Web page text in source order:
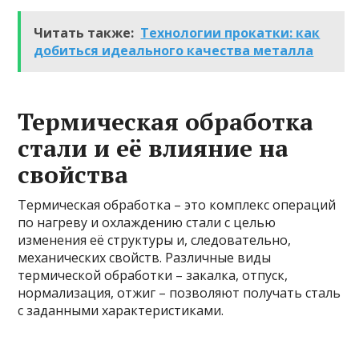
Читать также: Технологии прокатки: как
добиться идеального качества металла
Термическая обработка
стали и её влияние на
свойства
Термическая обработка – это комплекс операций
по нагреву и охлаждению стали с целью
изменения её структуры и, следовательно,
механических свойств. Различные виды
термической обработки – закалка, отпуск,
нормализация, отжиг – позволяют получать сталь
с заданными характеристиками.